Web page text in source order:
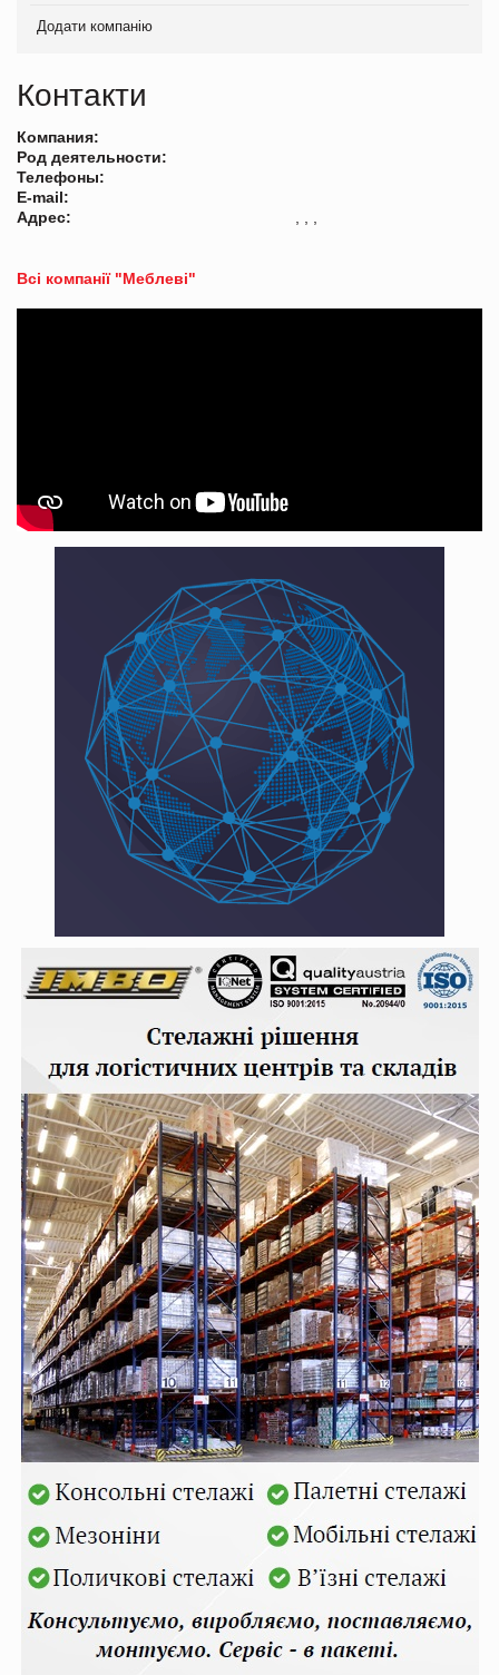
Додати компанію
Контакти
Компания:
Род деятельности:
Телефоны:
E-mail:
Адрес:
Всі компанії "Меблеві"